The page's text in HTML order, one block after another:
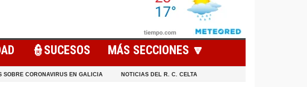
👮SUCESOS MÁS SECCIONES 🔽
SOBRE CORONAVIRUS EN GALICIA NOTICIAS DEL R. C. CELTA